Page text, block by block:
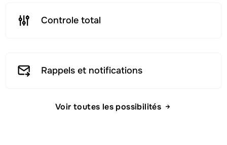
Controle total
Rappels et notifications
Voir toutes les possibilités